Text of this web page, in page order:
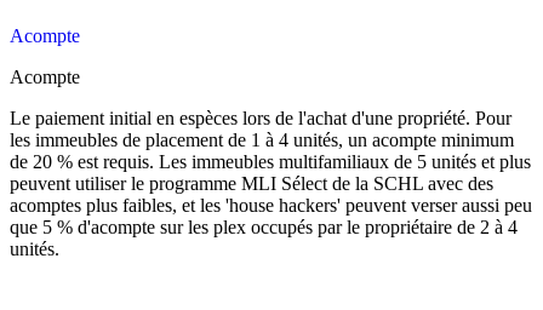
Acompte
Acompte
Le paiement initial en espèces lors de l'achat d'une propriété. Pour
les immeubles de placement de 1 à 4 unités, un acompte minimum
de 20 % est requis. Les immeubles multifamiliaux de 5 unités et plus
peuvent utiliser le programme MLI Sélect de la SCHL avec des
acomptes plus faibles, et les 'house hackers' peuvent verser aussi peu
que 5 % d'acompte sur les plex occupés par le propriétaire de 2 à 4
unités.